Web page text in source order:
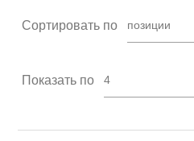
Сортировать по
Показать по